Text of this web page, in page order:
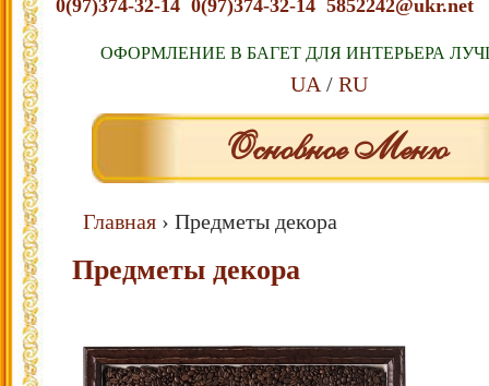
0(97)374-32-14 0(97)374-32-14 5852242@ukr.net
ОФОРМЛЕНИЕ В БАГЕТ ДЛЯ ИНТЕРЬЕРА
UA RU
Основное Меню
Перейти к содержимому
Главная › Предметы декора
Предметы декора